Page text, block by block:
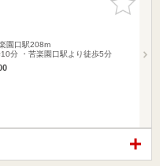
りに追加
園口駅208m
10分 ・苦楽園口駅より徒歩5分